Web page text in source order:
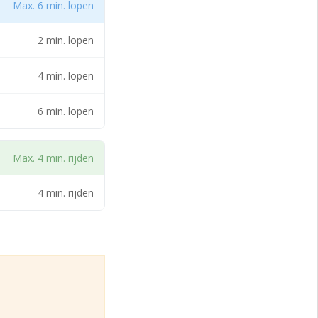
Max. 6 min. lopen
2 min. lopen
4 min. lopen
6 min. lopen
Max. 4 min. rijden
4 min. rijden